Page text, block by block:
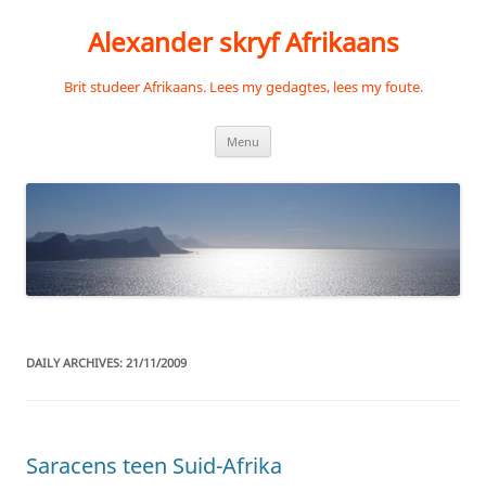
Alexander skryf Afrikaans
Brit studeer Afrikaans. Lees my gedagtes, lees my foute.
Menu
DAILY ARCHIVES: 21/11/2009
Saracens teen Suid-Afrika